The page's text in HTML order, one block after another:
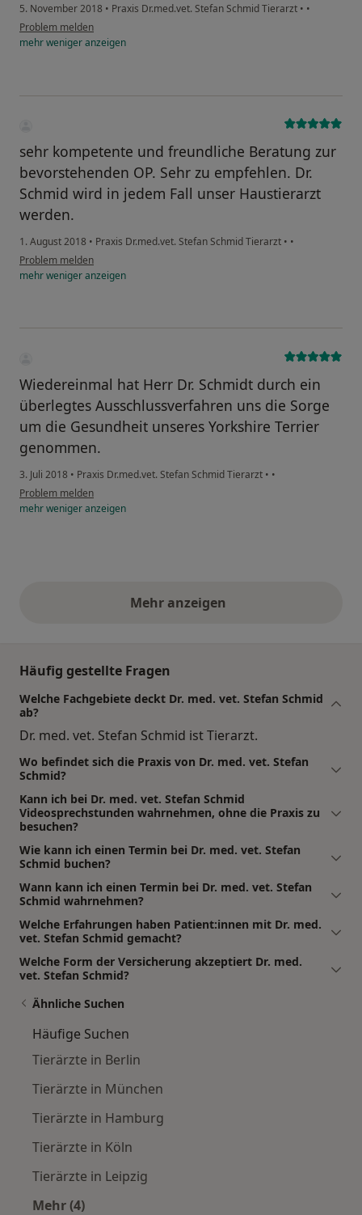
5. November 2018 • Praxis Dr.med.vet. Stefan Schmid Tierarzt • •
Problem melden
mehrwenigeranzeigen
sehr kompetente und freundliche Beratung zur
bevorstehenden OP. Sehr zu empfehlen. Dr.
Schmid wird in jedem Fall unser Haustierarzt
werden.
1. August 2018 • Praxis Dr.med.vet. Stefan Schmid Tierarzt • •
Problem melden
mehrwenigeranzeigen
Wiedereinmal hat Herr Dr. Schmidt durch ein
überlegtes Ausschlussverfahren uns die Sorge
um die Gesundheit unseres Yorkshire Terrier
genommen.
3. Juli 2018 • Praxis Dr.med.vet. Stefan Schmid Tierarzt • •
Problem melden
mehrwenigeranzeigen
Mehr anzeigenobige Stellungnahmen
Häufig gestellte Fragen
Welche Fachgebiete deckt Dr. med. vet. Stefan Schmid
ab?
Dr. med. vet. Stefan Schmid ist Tierarzt.
Wo befindet sich die Praxis von Dr. med. vet. Stefan
Schmid?
Kann ich bei Dr. med. vet. Stefan Schmid
Videosprechstunden wahrnehmen, ohne die Praxis zu
besuchen?
Wie kann ich einen Termin bei Dr. med. vet. Stefan
Schmid buchen?
Wann kann ich einen Termin bei Dr. med. vet. Stefan
Schmid wahrnehmen?
Welche Erfahrungen haben Patient:innen mit Dr. med.
vet. Stefan Schmid gemacht?
Welche Form der Versicherung akzeptiert Dr. med.
vet. Stefan Schmid?
Ähnliche Suchen
Häufige Suchen
Tierärzte in Berlin
Tierärzte in München
Tierärzte in Hamburg
Tierärzte in Köln
Tierärzte in Leipzig
Mehr (4)